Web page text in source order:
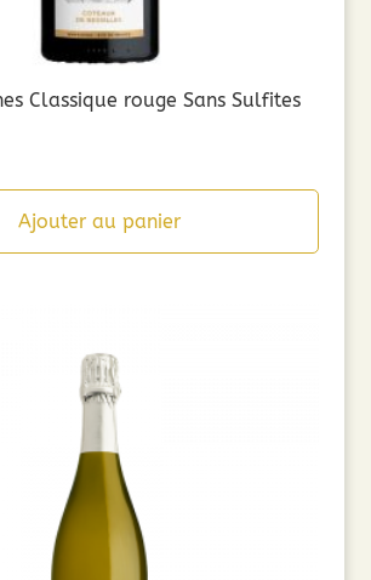
Classique rouge Sans Sulfites
Ajouter au panier